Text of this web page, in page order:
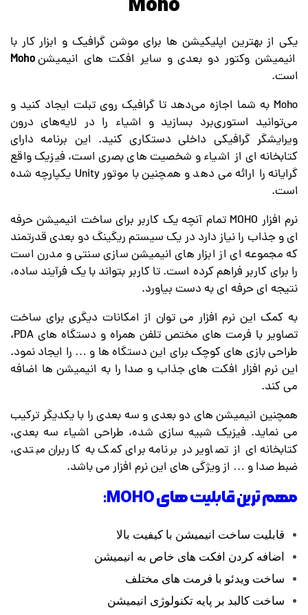
یکی از بهترین اپلیکیشن ها برای موشن گرافیک و ابزار کار با
انیمیشن وکتور دو بعدی و سایر افکت های انیمیشنMoho
است.
Moho به شما اجازه می‌دهد تا گرافیک روی تبلت ایجاد کنید و
می‌توانید استوری‌برد بسازید و اشیاء را در لایه‌های درون
ویرایشگر گرافیکی داخلی دستکاری کنید. این برنامه دارای
کتابخانه ای از اشیاء و شخصیت های بصری است، فیزیک واقع
گرایانه را ارائه می دهد و همچنین با موتور Unity یکپارچه شده
است.
نرم افزار MOHO تمام آنچه یک کاربر برای ساخت انیمیشن حرفه
ای و جذاب را نیاز دارد در یک سیستم ریگینگ دو بعدی قدرتمند
که مجموعه ای از ابزار های انیمیشن سازی سنتی و مدرن است
را برای کاربر فراهم کرده است. تا کاربر بتواند با یک فرآیند ساده،
نتیجه ای حرفه ای به دست بیاورد.
به کمک این نرم افزار می توان از امکانات دیگری برای ساخت
تصاویر با فرمت های مختص تلفن همراه و دستگاه های PDA،
طراحی بازی های کوچک برای این دستگاه ها و … را ایجاد نمود.
این نرم افزار افکت های جذاب و صدا را به انیمیشن ها اضافه
می کند.
همچنین انیمیشن های دو بعدی و سه بعدی را با یکدیگر ترکیب
می نماید. فیزیک شبیه سازی شده، طراحی اشیاء سه بعدی،
کتابخانه ای از تصاویر در برنامه برای کمک به کاربران مبتدی،
ضبط صدا و … از ویژگی های این نرم افزار می باشد.
مهم ترین قابلیت های MOHO:
قابلیت ساخت انیمیشن با کیفیت بالا
اضافه کردن افکت های خاص به انیمیشن
ساخت ویدئو با فرمت های مختلف
ساخت کالبد بر پایه تکنولوژی انیمیشن